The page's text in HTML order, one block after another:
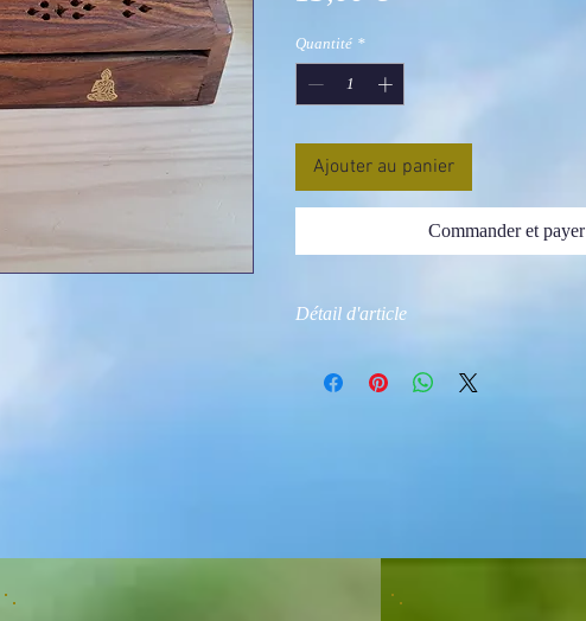
Quantité *
Ajouter au panier
Commander et payer
Détail d'article